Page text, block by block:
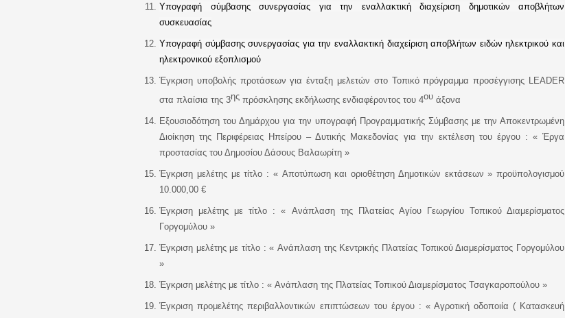
Υπογραφή σύμβασης συνεργασίας για την εναλλακτική διαχείριση δημοτικών αποβλήτων
συσκευασίας
Υπογραφή σύμβασης συνεργασίας για την εναλλακτική διαχείριση αποβλήτων ειδών ηλεκτρικού και
ηλεκτρονικού εξοπλισμού
Έγκριση υποβολής προτάσεων για ένταξη μελετών στο Τοπικό πρόγραμμα προσέγγισης
LEADER
στα πλαίσια της 3ης πρόσκλησης εκδήλωσης ενδιαφέροντος του 4ου άξονα
Εξουσιοδότηση του Δημάρχου για την υπογραφή Προγραμματικής Σύμβασης με την Αποκεντρωμένη
Διοίκηση της Περιφέρειας Ηπείρου – Δυτικής Μακεδονίας για την εκτέλεση του έργου : « Έργα
προστασίας του Δημοσίου Δάσους Βαλαωρίτη »
Έγκριση μελέτης με τίτλο : « Αποτύπωση και οριοθέτηση Δημοτικών εκτάσεων » προϋπολογισμού
10.000,00 €
Έγκριση μελέτης με τίτλο : « Ανάπλαση της Πλατείας Αγίου Γεωργίου Τοπικού Διαμερίσματος
Γοργομύλου »
Έγκριση μελέτης με τίτλο : « Ανάπλαση της Κεντρικής Πλατείας Τοπικού Διαμερίσματος Γοργομύλου
»
Έγκριση μελέτης με τίτλο : « Ανάπλαση της Πλατείας Τοπικού Διαμερίσματος Τσαγκαροπούλου »
Έγκριση προμελέτης περιβαλλοντικών επιπτώσεων του έργου : « Αγροτική οδοποιία ( Κατασκευή